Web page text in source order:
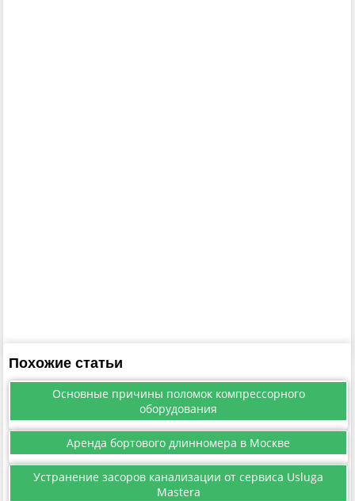
Похожие статьи
Основные причины поломок компрессорного
оборудования
Аренда бортового длинномера в Москве
Устранение засоров канализации от сервиса Usluga
Mastera